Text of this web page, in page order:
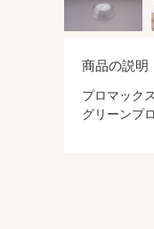
商品の説明
プロマック
グリーンプ